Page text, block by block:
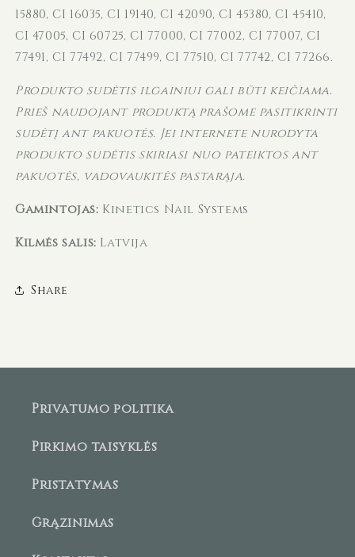
15880, CI 16035, CI 19140, CI 42090, CI 45380, CI 45410,
CI 47005, CI 60725, CI 77000, CI 77002, CI 77007, CI
77491, CI 77492, CI 77499, CI 77510, CI 77742, CI 77266.
Produkto sudėtis ilgainiui gali būti keičiama.
Prieš naudojant produktą prašome pasitikrinti
sudėtį ant pakuotės. Jei internete nurodyta
produkto sudėtis skiriasi nuo pateiktos ant
pakuotės, vadovaukitės pastarąja.
Gamintojas: Kinetics Nail Systems
Kilmės šalis: Latvija
Share
Privatumo politika
Pirkimo taisyklės
Pristatymas
Grąžinimas